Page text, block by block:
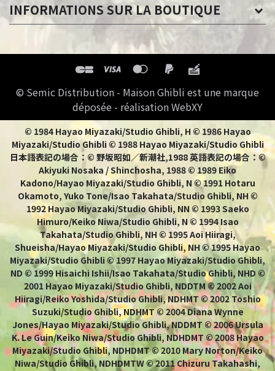
INFORMATIONS SUR LA BOUTIQUE
© Semic Distribution - Maison Ghibli est une marque
déposée - réalisation WebXY
© 1984 Hayao Miyazaki/Studio Ghibli, H © 1986 Hayao
Miyazaki/Studio Ghibli © 1988 Hayao Miyazaki/Studio Ghibli
日本語表記の場合：© 野坂昭如／新潮社,1988 英語表記の場合：©
Akiyuki Nosaka / Shinchosha, 1988 © 1989 Eiko
Kadono/Hayao Miyazaki/Studio Ghibli, N © 1991 Hotaru
Okamoto, Yuko Tone/Isao Takahata/Studio Ghibli, NH ©
1992 Hayao Miyazaki/Studio Ghibli, NN © 1993 Saeko
Himuro/Keiko Niwa/Studio Ghibli, N © 1994 Isao
Takahata/Studio Ghibli, NH © 1995 Aoi Hiiragi,
Shueisha/Hayao Miyazaki/Studio Ghibli, NH © 1995 Hayao
Miyazaki/Studio Ghibli © 1997 Hayao Miyazaki/Studio Ghibli,
ND © 1999 Hisaichi Ishii/Isao Takahata/Studio Ghibli, NHD ©
2001 Hayao Miyazaki/Studio Ghibli, NDDTM © 2002 Aoi
Hiiragi/Reiko Yoshida/Studio Ghibli, NDHMT © 2002 Toshio
Suzuki/Studio Ghibli, NDHMT © 2004 Diana Wynne
Jones/Hayao Miyazaki/Studio Ghibli, NDDMT © 2006 Ursula
K. Le Guin/Keiko Niwa/Studio Ghibli, NDHDMT © 2008 Hayao
Miyazaki/Studio Ghibli, NDHDMT © 2010 Mary Norton/Keiko
Niwa/Studio Ghibli, NDHDMTW © 2011 Chizuru Takahashi,